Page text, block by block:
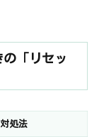
「リセッ
対処法